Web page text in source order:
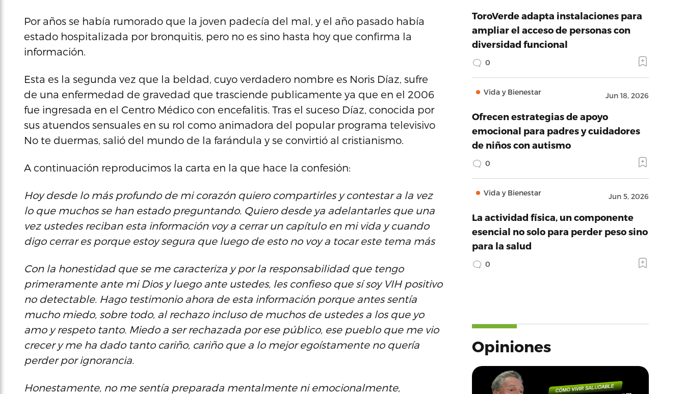
Por años se había rumorado que la joven padecía del mal, y el año pasado había
estado hospitalizada por bronquitis, pero no es sino hasta hoy que confirma la
información.
Esta es la segunda vez que la beldad, cuyo verdadero nombre es Noris Díaz, sufre
de una enfermedad de gravedad que trasciende publicamente ya que en el 2006
fue ingresada en el Centro Médico con encefalitis. Tras el suceso Díaz, conocida por
sus atuendos sensuales en su rol como animadora del popular programa televisivo
No te duermas, salió del mundo de la farándula y se convirtió al cristianismo.
A continuación reproducimos la carta en la que hace la confesión:
Hoy desde lo más profundo de mi corazón quiero compartirles y contestar a la vez
lo que muchos se han estado preguntando. Quiero desde ya adelantarles que una
vez ustedes reciban esta información voy a cerrar un capítulo en mi vida y cuando
digo cerrar es porque estoy segura que luego de esto no voy a tocar este tema más
Con la honestidad que se me caracteriza y por la responsabilidad que tengo
primeramente ante mi Dios y luego ante ustedes, les confieso que sí soy VIH positivo
no detectable. Hago testimonio ahora de esta información porque antes sentía
mucho miedo, sobre todo, al rechazo incluso de muchos de ustedes a los que yo
amo y respeto tanto. Miedo a ser rechazada por ese público, ese pueblo que me vio
crecer y me ha dado tanto cariño, cariño que a lo mejor egoístamente no quería
perder por ignorancia.
Honestamente, no me sentía preparada mentalmente ni emocionalmente,
ToroVerde adapta instalaciones para
ampliar el acceso de personas con
diversidad funcional
0
Vida y Bienestar Jun 18, 2026
Ofrecen estrategias de apoyo
emocional para padres y cuidadores
de niños con autismo
0
Vida y Bienestar Jun 5, 2026
La actividad física, un componente
esencial no solo para perder peso sino
para la salud
0
Opiniones